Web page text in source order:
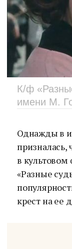
К/ф
имени М.
Однажды в
призналась,
в
«Разные
крест на ее